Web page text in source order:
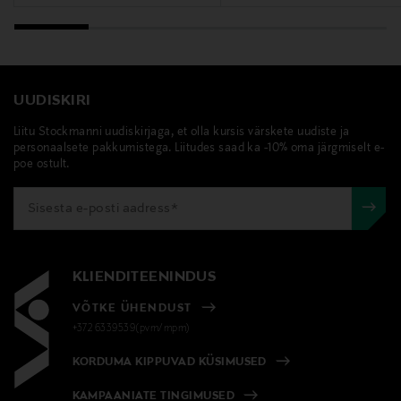
UUDISKIRI
Liitu Stockmanni uudiskirjaga, et olla kursis värskete uudiste ja
personaalsete pakkumistega. Liitudes saad ka -10% oma järgmiselt e-
poe ostult.
KLIENDITEENINDUS
VÕTKE ÜHENDUST
+372 6339539(pvm/mpm)
KORDUMA KIPPUVAD KÜSIMUSED
KAMPAANIATE TINGIMUSED